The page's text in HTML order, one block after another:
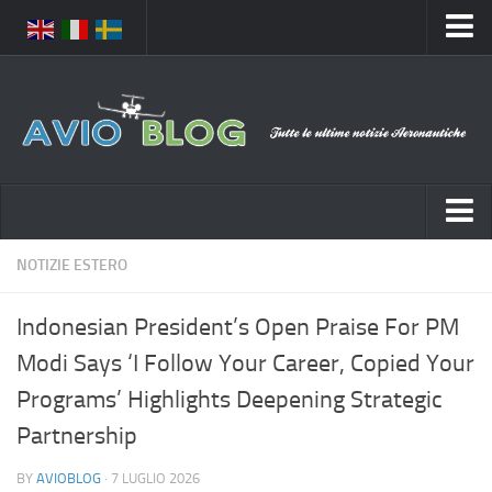
Chi Siamo
Contatti
Disclaimer
Feed
Prenota Voli
Notizie Italia
Aeronautica Militare
Aeroporti
Compagnie Aeree
Forze Aeree
Incidenti e inconvenienti aerei
NOTIZIE ESTERO
Indonesian President’s Open Praise For PM
Modi Says ‘I Follow Your Career, Copied Your
Programs’ Highlights Deepening Strategic
Partnership
BY AVIOBLOG · 7 LUGLIO 2026